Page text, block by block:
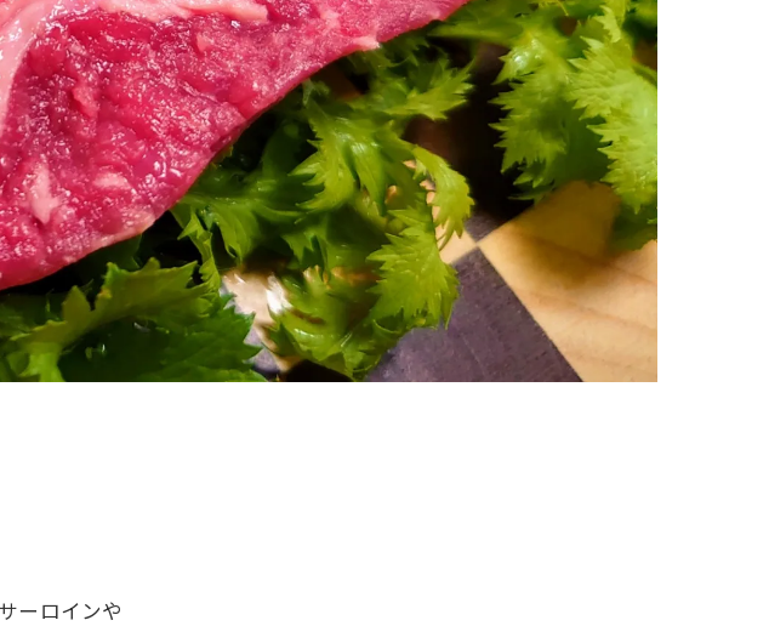
ーロインや